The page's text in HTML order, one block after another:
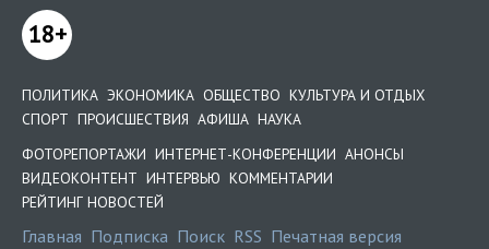
18+
ПОЛИТИКА ЭКОНОМИКА ОБЩЕСТВО КУЛЬТУРА И ОТДЫХ
СПОРТ ПРОИСШЕСТВИЯ АФИША НАУКА
ФОТОРЕПОРТАЖИ ИНТЕРНЕТ-КОНФЕРЕНЦИИ АНОНСЫ
ВИДЕОКОНТЕНТ ИНТЕРВЬЮ КОММЕНТАРИИ
РЕЙТИНГ НОВОСТЕЙ
Главная Подписка Поиск RSS Печатная версия